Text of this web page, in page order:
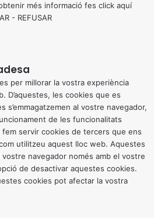
més informació fes click aquí
- REFUSAR
per millorar la vostra experiència
D’aquestes, les cookies que es
s’emmagatzemen al vostre navegador,
de les funcionalitats
fem servir cookies de tercers que ens
utilitzeu aquest lloc web. Aquestes
vostre navegador només amb el vostre
de desactivar aquestes cookies.
cookies pot afectar la vostra